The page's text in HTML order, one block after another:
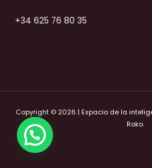
+34 625 76 80 35
Copyright © 2026 | Espacio de la
Roko.